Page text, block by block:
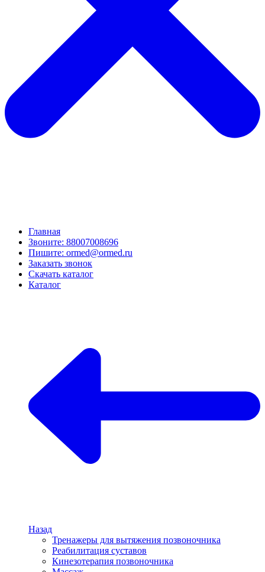
Главная
Звоните: 88007008696
Пишите: ormed@ormed.ru
Заказать звонок
Скачать каталог
Каталог
Назад
Тренажеры для вытяжения позвоночника
Реабилитация суставов
Кинезотерапия позвоночника